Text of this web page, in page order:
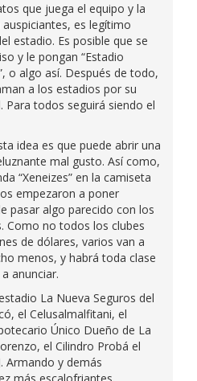
que juega el equipo y la
es legítimo
estadio. Es posible que se
y le pongan “Estadio
o algo así. Después de todo,
a los estadios por su
todos seguirá siendo el
idea es que puede abrir una
mal gusto. Así como,
“Xeneizes” en la camiseta
empezaron a poner
pasar algo parecido con los
Como no todos los clubes
de dólares, varios van a
menos, y habrá toda clase
anunciar.
La Nueva Seguros del
el Celusalmalfitani, el
Único Dueño de La
el Cilindro Probá el
Armando y demás